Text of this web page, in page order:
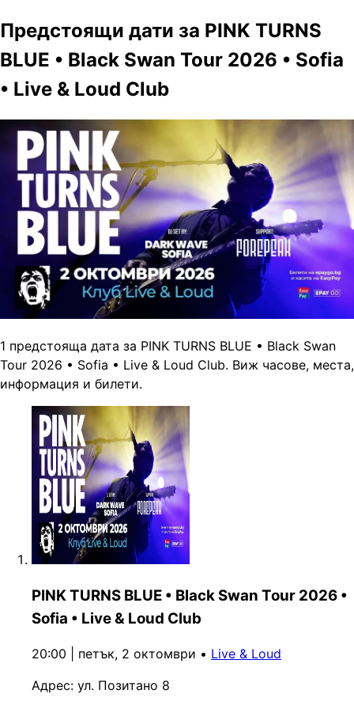
Предстоящи дати за PINK TURNS
BLUE • Black Swan Tour 2026 • Sofia
• Live & Loud Club
1 предстояща дата за PINK TURNS BLUE • Black Swan
Tour 2026 • Sofia • Live & Loud Club. Виж часове, места,
информация и билети.
PINK TURNS BLUE • Black Swan Tour 2026 •
Sofia • Live & Loud Club
20:00 | петък, 2 октомври • Live & Loud
Адрес: ул. Позитано 8